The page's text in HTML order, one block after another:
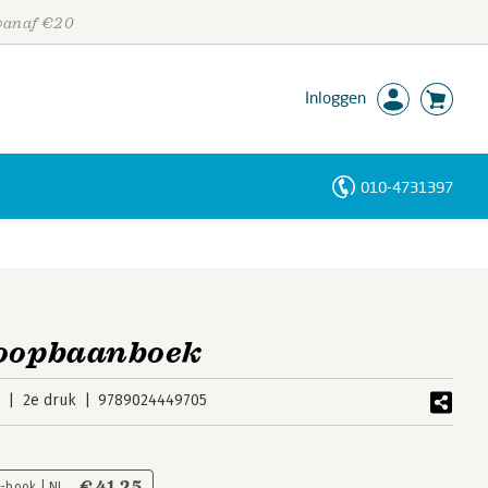
€20
Inloggen
010-4731397
2e druk 9789024449705
Personen